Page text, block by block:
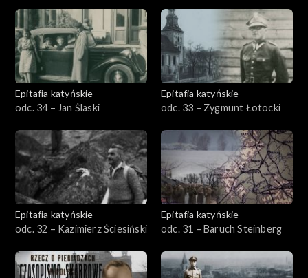
Epitafia katyńskie
odc. 34 – Jan Ślaski
Epitafia katyńskie
odc. 33 – Zygmunt Łotocki
Epitafia katyńskie
odc. 32 – Kazimierz Ściesiński
Epitafia katyńskie
odc. 31 – Baruch Steinberg